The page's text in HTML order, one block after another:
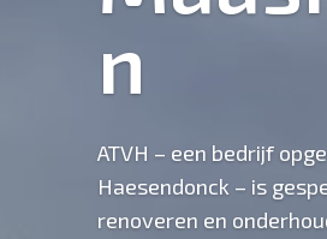
n
ATVH – een bedrijf
Haesendonck – is
renoveren en